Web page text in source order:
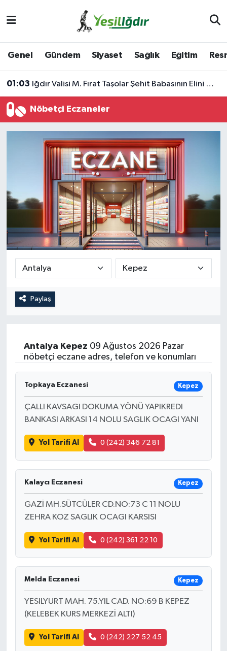
Genel Gündem Siyaset Sağlık Eğitim
01:03 Iğdır Valisi M. Fırat Taşolar Şehit Babasının Elini Öptü
Nöbetçi Eczaneler
Paylaş
Antalya Kepez 09 Ağustos 2026 Pazar
nöbetçi eczane adres, telefon ve konumları
Topkaya Eczanesi Kepez
ÇALLI KAVSAGI DOKUMA YÖNÜ YAPIKREDI
BANKASI ARKASI 14 NOLU SAGLIK OCAGI YANI
Yol Tarifi Al 0 (242) 346 72 81
Kalaycı Eczanesi Kepez
GAZİ MH.SÜTCÜLER CD.NO:73 C 11 NOLU
ZEHRA KOZ SAGLIK OCAGI KARSISI
Yol Tarifi Al 0 (242) 361 22 10
Melda Eczanesi Kepez
YESILYURT MAH. 75.YIL CAD. NO:69 B KEPEZ
(KELEBEK KURS MERKEZİ ALTI)
Yol Tarifi Al 0 (242) 227 52 45
İğdir Namaz Vakitleri
Iğdır Trafik Yoğunluk Haritası
Süper Lig Puan Durumu ve Fikstür
Tüm Manşetler
Son Dakika Haberleri
Haber Arşivi